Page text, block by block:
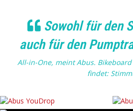
Sowohl für den
auch für den
All-in-One, meint Abus.
findet: